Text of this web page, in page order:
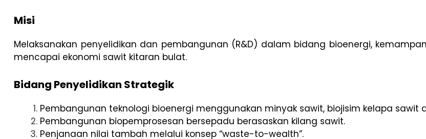
Misi
Melaksanakan penyelidikan dan pembangunan (R&D) dalam bidang bioenergi,
mencapai ekonomi sawit kitaran bulat.
Bidang Penyelidikan Strategik
Pembangunan teknologi bioenergi menggunakan minyak sawit, biojisim kelapa
Pembangunan biopemprosesan bersepadu berasaskan kilang sawit.
Penjanaan nilai tambah melalui konsep “waste-to-wealth”.